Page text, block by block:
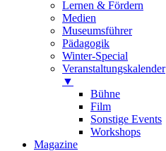
Lernen & Fördern
Medien
Museumsführer
Pädagogik
Winter-Special
Veranstaltungskalender
▼
Bühne
Film
Sonstige Events
Workshops
Magazine